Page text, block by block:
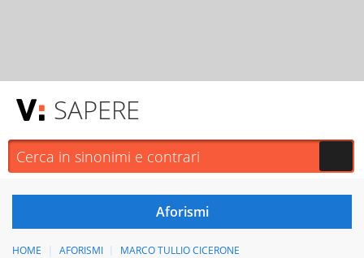
SAPERE
HOME AFORISMI MARCO TULLIO CICERONE